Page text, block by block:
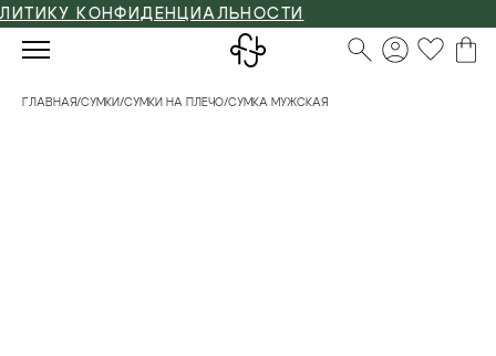
КОНФИДЕНЦИАЛЬНОСТИ
ГЛАВНАЯ/СУМКИ/СУМКИ НА ПЛЕЧО/СУМКА МУЖСКАЯ